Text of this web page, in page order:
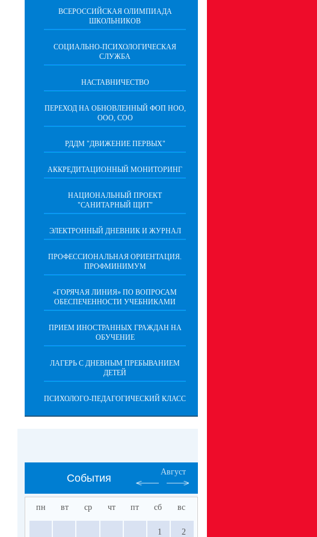
ВСЕРОССИЙСКАЯ ОЛИМПИАДА
ШКОЛЬНИКОВ
СОЦИАЛЬНО-ПСИХОЛОГИЧЕСКАЯ
СЛУЖБА
НАСТАВНИЧЕСТВО
ПЕРЕХОД НА ОБНОВЛЕННЫЙ ФОП НОО,
ООО, СОО
РДДМ "ДВИЖЕНИЕ ПЕРВЫХ"
АККРЕДИТАЦИОННЫЙ МОНИТОРИНГ
НАЦИОНАЛЬНЫЙ ПРОЕКТ
"САНИТАРНЫЙ ЩИТ"
ЭЛЕКТРОННЫЙ ДНЕВНИК И ЖУРНАЛ
ПРОФЕССИОНАЛЬНАЯ ОРИЕНТАЦИЯ.
ПРОФМИНИМУМ
«ГОРЯЧАЯ ЛИНИЯ» ПО ВОПРОСАМ
ОБЕСПЕЧЕННОСТИ УЧЕБНИКАМИ
ПРИЕМ ИНОСТРАННЫХ ГРАЖДАН НА
ОБУЧЕНИЕ
ЛАГЕРЬ С ДНЕВНЫМ ПРЕБЫВАНИЕМ
ДЕТЕЙ
ПСИХОЛОГО-ПЕДАГОГИЧЕСКИЙ КЛАСС
События
Август
пн вт ср чт пт сб вс
1 2